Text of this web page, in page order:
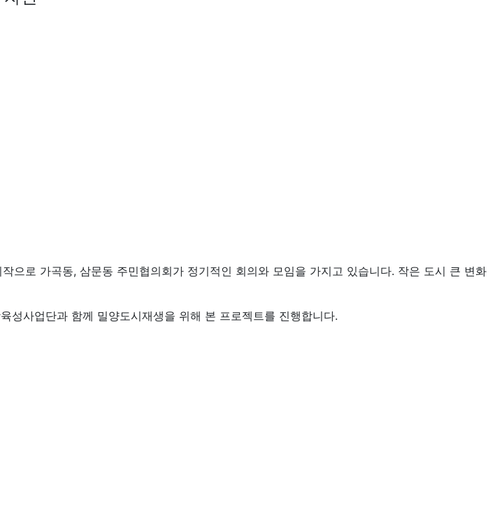
으로 가곡동, 삼문동 주민협의회가 정기적인 회의와 모임을 가지고 있습니다. 작은 도시 큰 변화
성사업단과 함께 밀양도시재생을 위해 본 프로젝트를 진행합니다.